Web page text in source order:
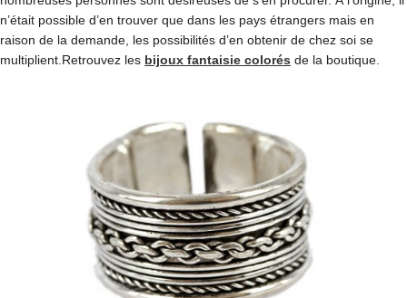
n’était possible d’en trouver que dans les pays étrangers mais en
raison de la demande, les possibilités d’en obtenir de chez soi se
multiplient.Retrouvez les bijoux fantaisie colorés de la boutique.